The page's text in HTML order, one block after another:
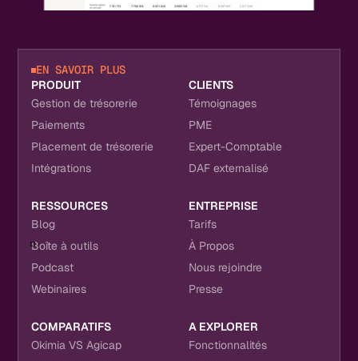
EN SAVOIR PLUS
PRODUIT
Gestion de trésorerie
Paiements
Placement de trésorerie
Intégrations
CLIENTS
Témoignages
PME
Expert-Comptable
DAF externalisé
RESSOURCES
Blog
Boîte à outils
Podcast
Webinaires
ENTREPRISE
Tarifs
À Propos
Nous rejoindre
Presse
COMPARATIFS
Okimia VS Agicap
A EXPLORER
Fonctionnalités